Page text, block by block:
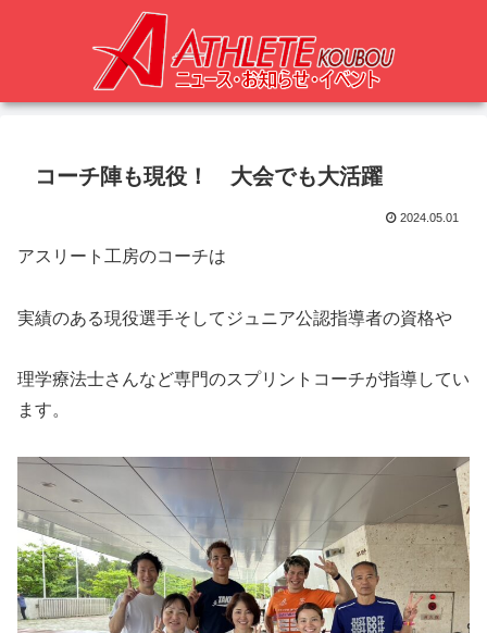
コーチ陣も現役！ 大会でも大活躍
2024.05.01
アスリート工房のコーチは
実績のある現役選手そしてジュニア公認指導者の資格や
理学療法士さんなど専門のスプリントコーチが指導してい
ます。